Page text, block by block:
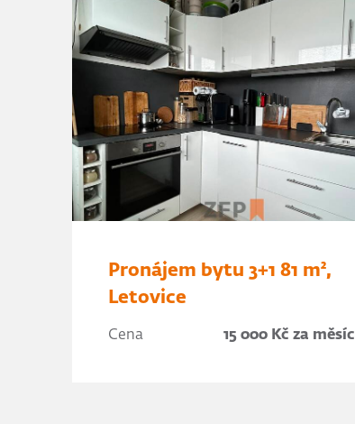
Pronájem bytu 3+1 81 m²,
Letovice
Cena 15 000 Kč za měsíc